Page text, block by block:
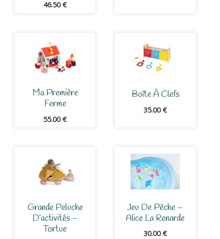
46.50€
Ma Première
Ferme
55.00€
Boîte À Clefs
35.00€
Grande Peluche
D’activités –
Tortue
Jeu De Pêche –
Alice La Renarde
30.00€